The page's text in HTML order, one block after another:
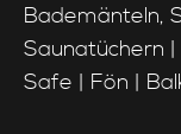
Bademänteln,
Saunatüchern
Safe | Fön |